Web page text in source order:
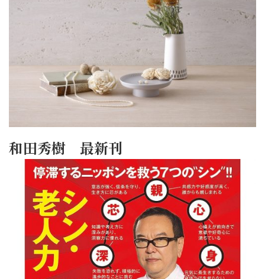
和田秀樹 最新刊